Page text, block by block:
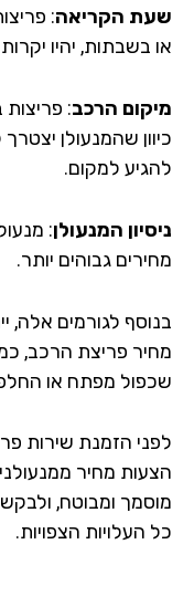
הקריאה: פריצות
בשבתות, יהיו יקרות יותר.
הרכב: פריצות
שהמנעולן יצטרך
למקום.
המנעולן: מנעולנים
גבוהים יותר.
לגורמים אלה,
פריצת הרכב, כמו
מפתח או החלפת
הזמנת שירות
מחיר ממנעולנים
ומבוטח, ולבקש
העלויות הצפויות.